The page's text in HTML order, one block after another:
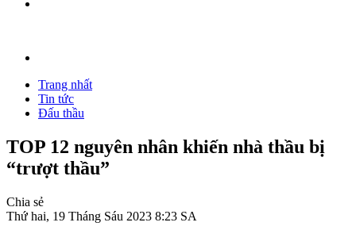
Trang nhất
Tin tức
Đấu thầu
TOP 12 nguyên nhân khiến nhà thầu bị
“trượt thầu”
Chia sẻ
Thứ hai, 19 Tháng Sáu 2023 8:23 SA